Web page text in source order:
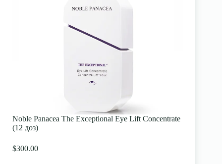
Noble Panacea The Exceptional Eye Lift Concentrate
(12 доз)
$300.00